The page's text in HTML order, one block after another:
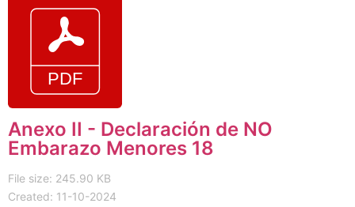
Anexo II - Declaración de NO
Embarazo Menores 18
File size: 245.90 KB
Created: 11-10-2024